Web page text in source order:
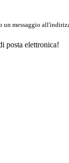
un messaggio
posta elettronica!